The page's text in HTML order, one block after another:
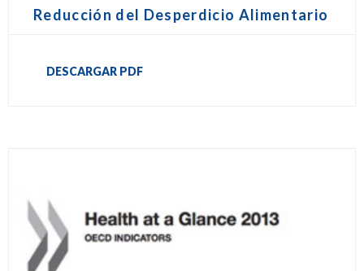
Reducción del Desperdicio Alimentario
DESCARGAR PDF